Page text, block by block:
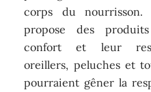
corps du nourrisson.
propose des
confort et leur
oreillers, peluches et
pourraient gêner la